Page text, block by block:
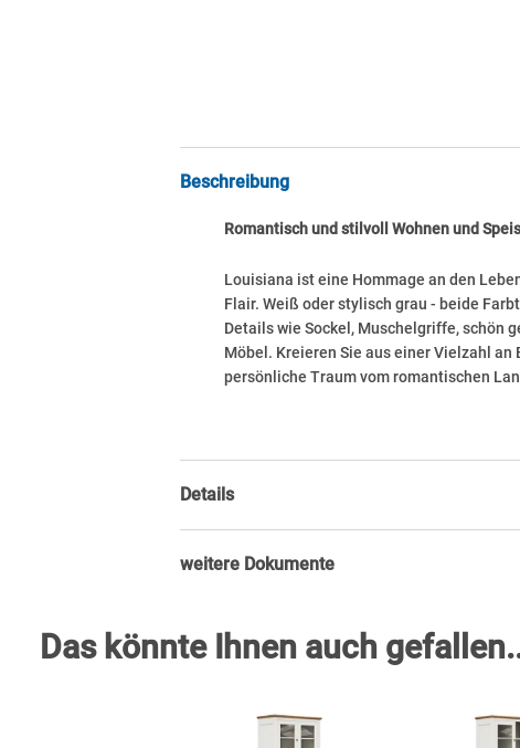
Beschreibung
Romantisch und stilvoll Wohnen und
Louisiana ist eine Hommage an den
Flair. Weiß oder stylisch grau - beide
Details wie Sockel, Muschelgriffe, schön
Möbel. Kreieren Sie aus einer Vielzahl
persönliche Traum vom romantischen
Details
weitere Dokumente
Das könnte Ihnen auch